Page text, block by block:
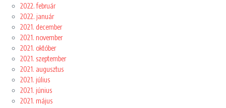
2022. február
2022. január
2021. december
2021. november
2021. október
2021. szeptember
2021. augusztus
2021. július
2021. június
2021. május